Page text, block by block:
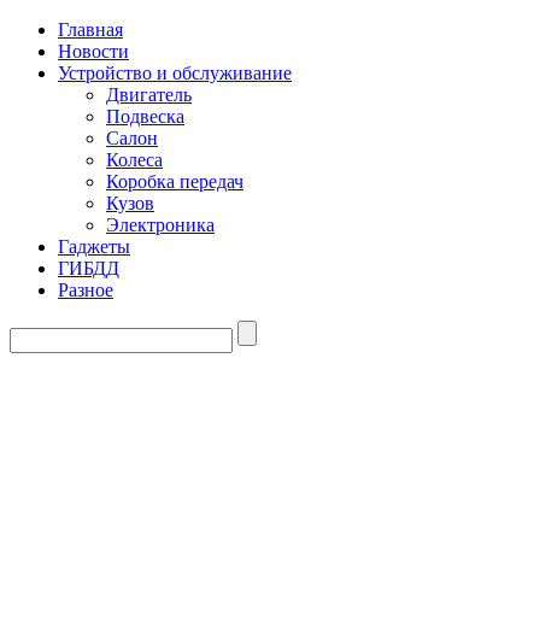
Главная
Новости
Устройство и обслуживание
Двигатель
Подвеска
Салон
Колеса
Коробка передач
Кузов
Электроника
Гаджеты
ГИБДД
Разное